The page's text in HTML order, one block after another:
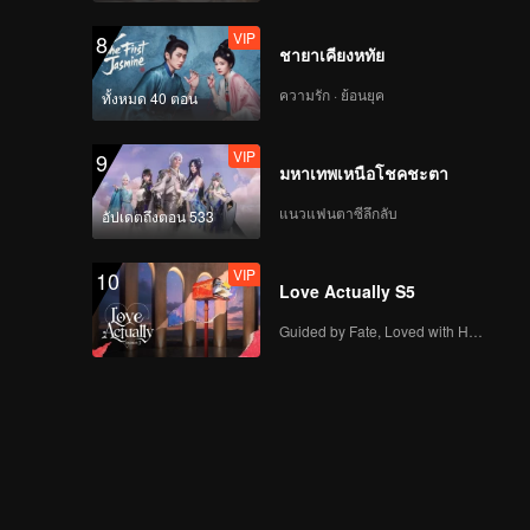
8
ทั้งหมด 40 ตอน
VIP
ชายาเคียงหทัย
ความรัก · ย้อนยุค
9
อัปเดตถึงตอน 533
VIP
มหาเทพเหนือโชคชะตา
แนวแฟนตาซีลึกลับ
10 VIP
Love Actually S5